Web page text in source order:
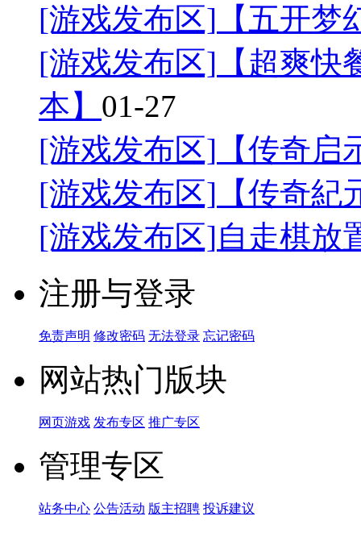
[游戏发布区] 【五开
[游戏发布区] 【超爽
本】 01-27
[游戏发布区] 【传奇
[游戏发布区] 【传奇
[游戏发布区]自走棋放
注册与登录
免责声明 修改密码 无法登录 忘记密码
网站热门版块
网页游戏 发布专区 推广专区
管理专区
站务中心 公告活动 版主招聘 投诉建议